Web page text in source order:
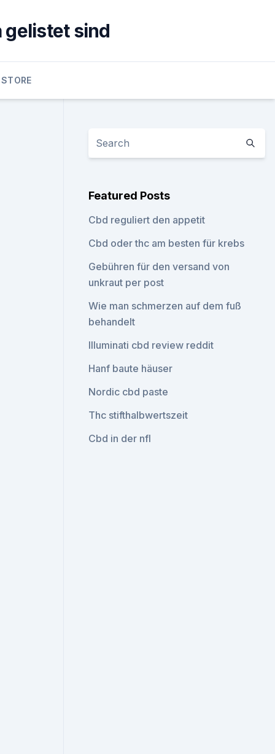
gelistet sind
Featured Posts
Cbd reguliert den appetit
Cbd oder thc am besten für krebs
Gebühren für den versand von
unkraut per post
Wie man schmerzen auf dem fuß
behandelt
Illuminati cbd review reddit
Hanf baute häuser
Nordic cbd paste
Thc stifthalbwertszeit
Cbd in der nfl